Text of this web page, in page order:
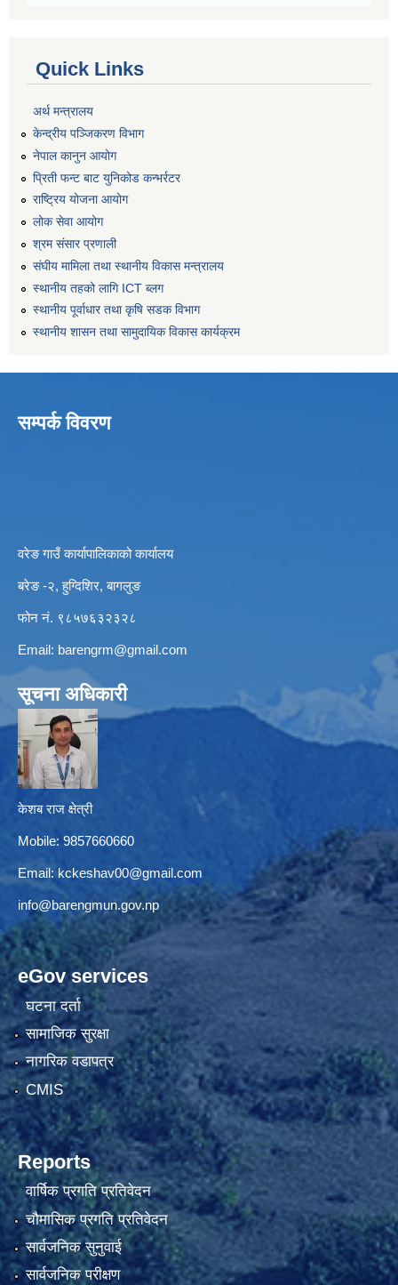
Quick Links
अर्थ मन्त्रालय
केन्द्रीय पञ्जिकरण विभाग
नेपाल कानुन आयोग
प्रिती फन्ट बाट युनिकोड कन्भर्रटर
राष्ट्रिय योजना आयोग
लोक सेवा आयोग
श्रम संसार प्रणाली
संघीय मामिला तथा स्थानीय विकास मन्त्रालय
स्थानीय तहको लागि ICT ब्लग
स्थानीय पूर्वाधार तथा कृषि सडक विभाग
स्थानीय शासन तथा सामुदायिक विकास कार्यक्रम
सम्पर्क विवरण
वरेङ गाउँ कार्यापालिकाको कार्यालय
बरेङ -२, हुग्दिशिर, बागलुङ
फोन नं. ९८५७६३२३२८
Email: barengrm@gmail.com
सूचना अधिकारी
केशब राज क्षेत्री
Mobile: 9857660660
Email: kckeshav00@gmail.com
info@barengmun.gov.np
eGov services
घटना दर्ता
सामाजिक सुरक्षा
नागरिक वडापत्र
CMIS
Reports
वार्षिक प्रगति प्रतिवेदन
चौमासिक प्रगति प्रतिवेदन
सार्वजनिक सुनुवाई
सार्वजनिक परीक्षण